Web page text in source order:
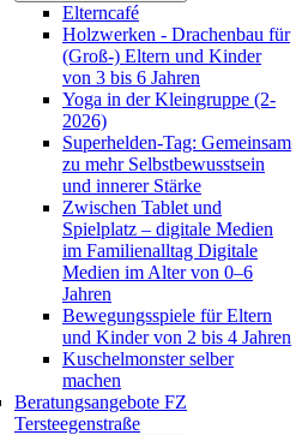
Elterncafé
Holzwerken - Drachenbau für
(Groß-) Eltern und Kinder
von 3 bis 6 Jahren
Yoga in der Kleingruppe (2-
2026)
Superhelden-Tag: Gemeinsam
zu mehr Selbstbewusstsein
und innerer Stärke
Zwischen Tablet und
Spielplatz – digitale Medien
im Familienalltag Digitale
Medien im Alter von 0–6
Jahren
Bewegungsspiele für Eltern
und Kinder von 2 bis 4 Jahren
Kuschelmonster selber
machen
Beratungsangebote FZ
Tersteegenstraße